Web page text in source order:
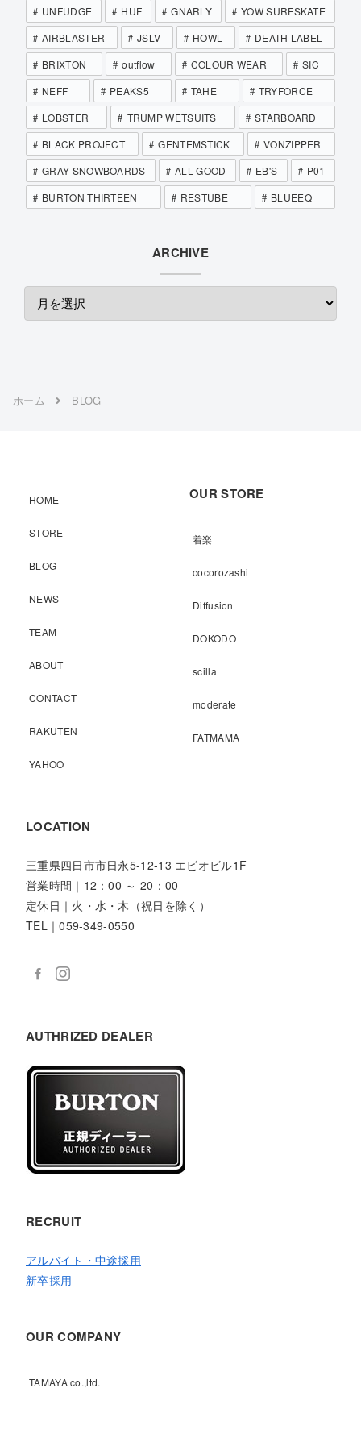
UNFUDGE
HUF GNARLY
YOW SURFSKATE
AIRBLASTER
JSLV HOWL
DEATH LABEL
BRIXTON
outflow COLOUR WEAR
SIC
NEFF
PEAKS5 TAHE
TRYFORCE
LOBSTER
TRUMP WETSUITS
STARBOARD
BLACK PROJECT
GENTEMSTICK
VONZIPPER
GRAY SNOWBOARDS
ALL GOOD EB'S
P01
BURTON THIRTEEN
RESTUBE BLUEEQ
ARCHIVE
ホーム BLOG
HOME
STORE
BLOG
NEWS
TEAM
ABOUT
CONTACT
RAKUTEN
YAHOO
OUR STORE
着楽
cocorozashi
Diffusion
DOKODO
scilla
moderate
FATMAMA
LOCATION
三重県四日市市日永5-12-13 エビオビル1F
営業時間｜12：00 ～ 20：00
定休日｜火・水・木（祝日を除く）
TEL｜059-349-0550
AUTHRIZED DEALER
RECRUIT
アルバイト・中途採用
新卒採用
OUR COMPANY
TAMAYA co.,ltd.